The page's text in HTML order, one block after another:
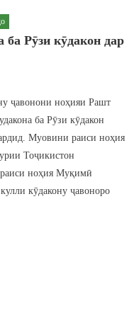
Рӯзи кӯдакон дар
ҷавонони ноҳияи Рашт
ба Рӯзи кӯдакон
Муовини раиси ноҳия
Тоҷикистон
ноҳия Муқимӣ
кӯдакону ҷавоноро